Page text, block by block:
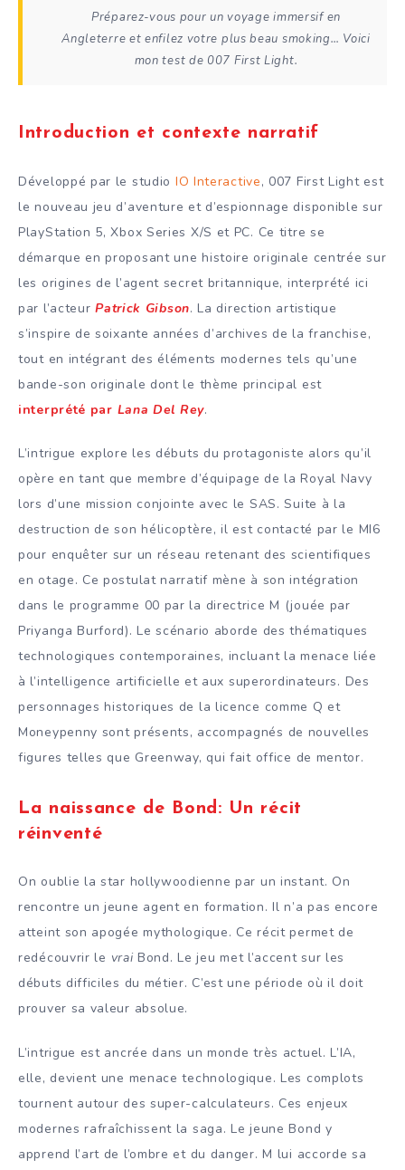
Préparez-vous pour un voyage immersif en
Angleterre et enfilez votre plus beau smoking… Voici
mon test de 007 First Light.
Introduction et contexte narratif
Développé par le studio IO Interactive, 007 First Light est
le nouveau jeu d’aventure et d’espionnage disponible sur
PlayStation 5, Xbox Series X/S et PC. Ce titre se
démarque en proposant une histoire originale centrée sur
les origines de l’agent secret britannique, interprété ici
par l’acteurPatrick Gibson. La direction artistique
s’inspire de soixante années d’archives de la franchise,
tout en intégrant des éléments modernes tels qu’une
bande-son originale dont le thème principal est
interprété par Lana Del Rey.
L’intrigue explore les débuts du protagoniste alors qu’il
opère en tant que membre d’équipage de la Royal Navy
lors d’une mission conjointe avec le SAS. Suite à la
destruction de son hélicoptère, il est contacté par le MI6
pour enquêter sur un réseau retenant des scientifiques
en otage. Ce postulat narratif mène à son intégration
dans le programme 00 par la directrice M (jouée par
Priyanga Burford). Le scénario aborde des thématiques
technologiques contemporaines, incluant la menace liée
à l’intelligence artificielle et aux superordinateurs. Des
personnages historiques de la licence comme Q et
Moneypenny sont présents, accompagnés de nouvelles
figures telles que Greenway, qui fait office de mentor.
La naissance de Bond: Un récit
réinventé
On oublie la star hollywoodienne par un instant. On
rencontre un jeune agent en formation. Il n’a pas encore
atteint son apogée mythologique. Ce récit permet de
redécouvrir le vrai Bond. Le jeu met l’accent sur les
débuts difficiles du métier. C’est une période où il doit
prouver sa valeur absolue.
L’intrigue est ancrée dans un monde très actuel. L’IA,
elle, devient une menace technologique. Les complots
tournent autour des super-calculateurs. Ces enjeux
modernes rafraîchissent la saga. Le jeune Bond y
apprend l’art de l’ombre et du danger. M lui accorde sa